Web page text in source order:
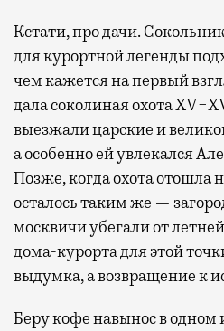
Кстати, про дачи.
для курортной легенды
чем кажется на первый
дала соколиная охота
выезжали царские и
а особенно ей увлекался
Позже, когда охота отошла
осталось таким же —
москвичи убегали от
дома-курорта для этой
выдумка, а возвращение к
Беру кофе навынос в одном